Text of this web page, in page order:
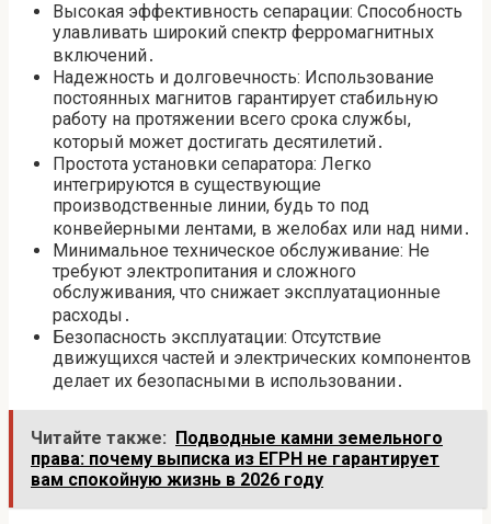
Высокая эффективность сепарации: Способность
улавливать широкий спектр ферромагнитных
включений․
Надежность и долговечность: Использование
постоянных магнитов гарантирует стабильную
работу на протяжении всего срока службы,
который может достигать десятилетий․
Простота установки сепаратора: Легко
интегрируются в существующие
производственные линии, будь то под
конвейерными лентами, в желобах или над ними․
Минимальное техническое обслуживание: Не
требуют электропитания и сложного
обслуживания, что снижает эксплуатационные
расходы․
Безопасность эксплуатации: Отсутствие
движущихся частей и электрических компонентов
делает их безопасными в использовании․
Читайте также: Подводные камни земельного
права: почему выписка из ЕГРН не гарантирует
вам спокойную жизнь в 2026 году